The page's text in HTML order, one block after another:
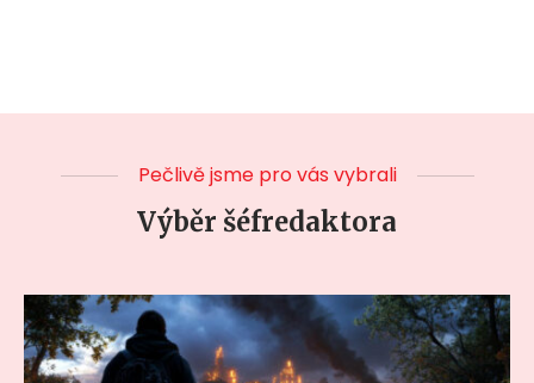
Pečlivě jsme pro vás vybrali
Výběr šéfredaktora